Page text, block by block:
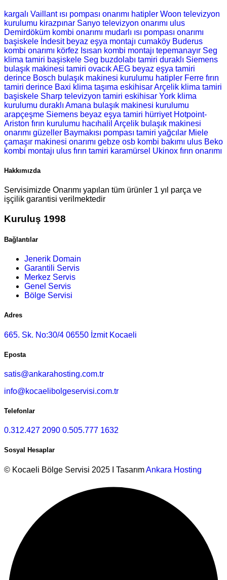
kargalı Vaillant ısı pompası onarımı hatipler Woon televizyon
kurulumu kirazpınar Sanyo televizyon onarımı ulus
Demirdöküm kombi onarımı mudarlı ısı pompası onarımı
başiskele İndesit beyaz eşya montajı cumaköy Buderus
kombi onarımı körfez Isısan kombi montajı tepemanayır Seg
klima tamiri başiskele Seg buzdolabı tamiri duraklı Siemens
bulaşık makinesi tamiri ovacık AEG beyaz eşya tamiri
derince Bosch bulaşık makinesi kurulumu hatipler Ferre fırın
tamiri derince Baxi klima taşıma eskihisar Arçelik klima tamiri
başiskele Sharp televizyon tamiri eskihisar York klima
kurulumu duraklı Amana bulaşık makinesi kurulumu
arapçeşme Siemens beyaz eşya tamiri hürriyet Hotpoint-
Ariston fırın kurulumu hacıhalil Arçelik bulaşık makinesi
onarımı güzeller Baymakısı pompası tamiri yağcılar Miele
çamaşır makinesi onarımı gebze osb kombi bakımı ulus Beko
kombi montajı ulus fırın tamiri karamürsel Ukinox fırın onarımı
Hakkımızda
Servisimizde Onarımı yapılan tüm ürünler 1 yıl parça ve
işçilik garantisi verilmektedir
Kuruluş 1998
Bağlantılar
Jenerik Domain
Garantili Servis
Merkez Servis
Genel Servis
Bölge Servisi
Adres
665. Sk. No:30/4 06550 İzmit Kocaeli
Eposta
satis@ankarahosting.com.tr
info@kocaelibolgeservisi.com.tr
Telefonlar
0.312.427 2090 0.505.777 1632
Sosyal Hesaplar
© Kocaeli Bölge Servisi 2025 I TasarımAnkara Hosting